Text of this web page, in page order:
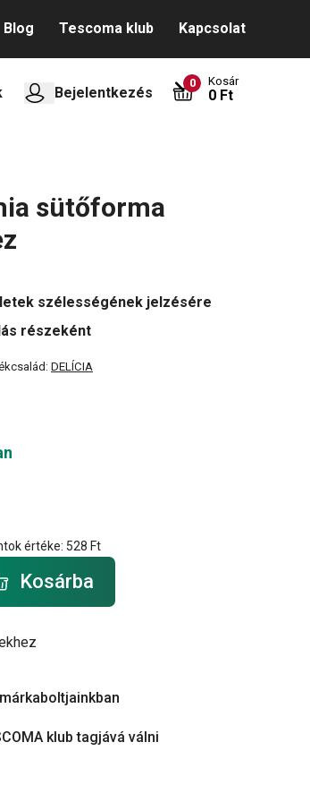
Blog Tescoma klub Kapcsolat
Bejelentkezés
0 Kosár
0 Ft
sütőforma
szélességének jelzésére
részeként
DELÍCIA
értéke: 528 Ft
Kosárba
klub tagjává válni